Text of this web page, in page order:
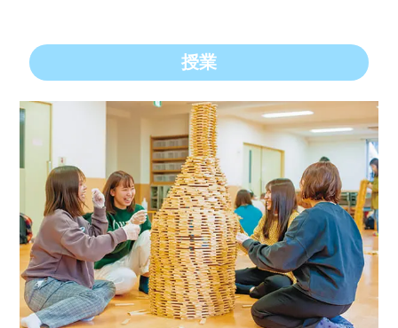
授業